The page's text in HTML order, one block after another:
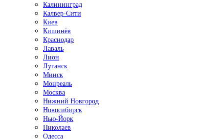
Калининград
Калвер-Сити
Киев
Кишинёв
Краснодар
Лаваль
Лион
Луганск
Минск
Монреаль
Москва
Нижний Новгород
Новосибирск
Нью-Йорк
Николаев
Одесса